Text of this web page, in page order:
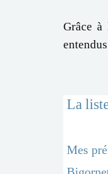
Grâce à
La
Mes